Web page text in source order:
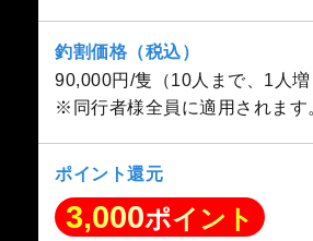
釣割価格（税込）
90,000円/隻（10人まで、1人増
※同行者様全員に適用されます
ポイント還元
3,000ポイント